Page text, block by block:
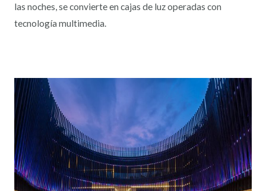
las noches, se convierte en cajas de luz operadas con
tecnología multimedia.